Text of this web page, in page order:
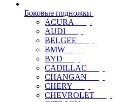
Боковые подножки
ACURA
AUDI
BELGEE
BMW
BYD
CADILLAC
CHANGAN
CHERY
CHEVROLET